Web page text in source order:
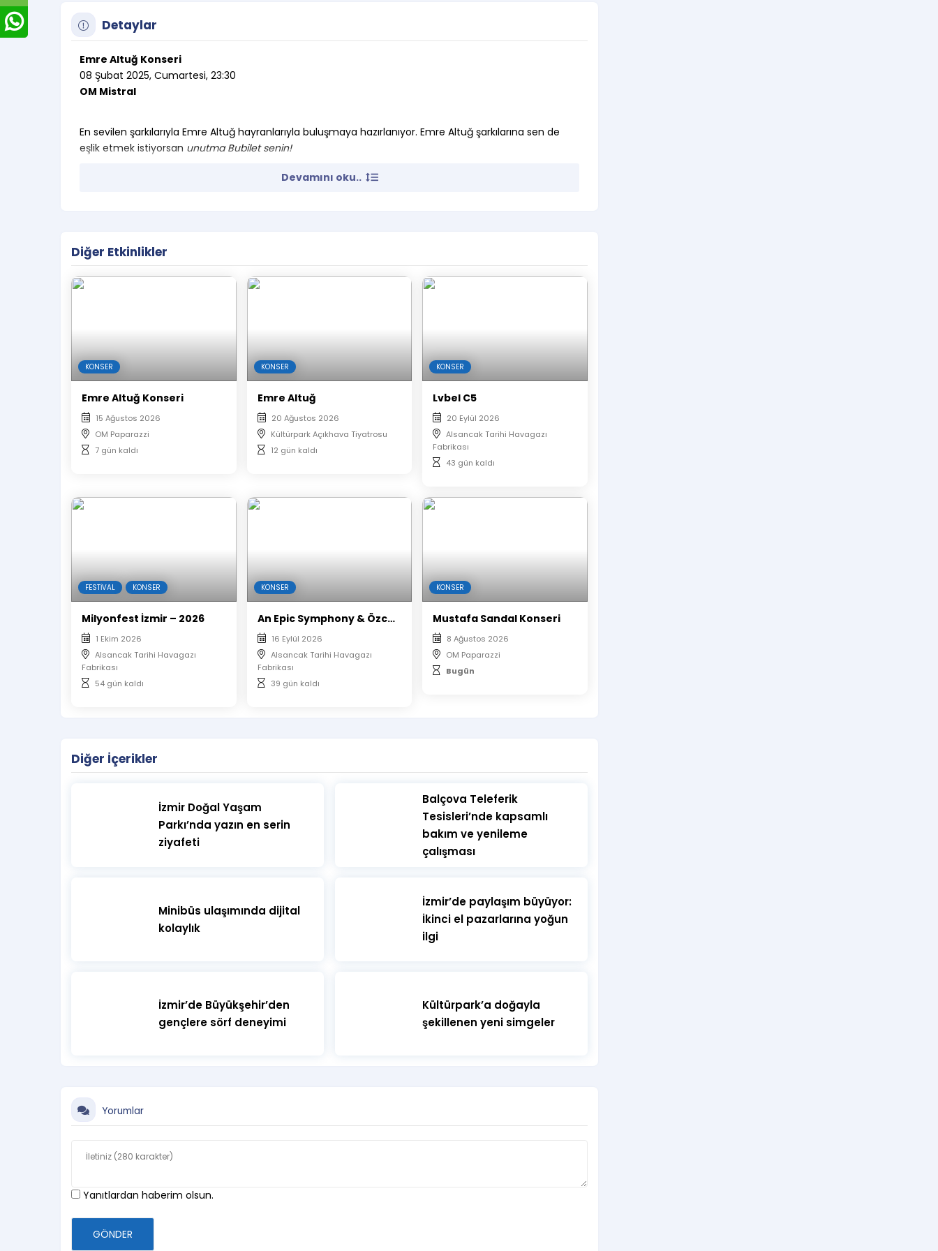
Detaylar
Emre Altuğ Konseri
08 Şubat 2025, Cumartesi, 23:30
OM Mistral
En sevilen şarkılarıyla Emre Altuğ hayranlarıyla buluşmaya hazırlanıyor. Emre Altuğ şarkılarına sen de
eşlik etmek istiyorsan unutma Bubilet senin!
Devamını oku..
Diğer Etkinlikler
KONSER
Emre Altuğ Konseri
15 Ağustos 2026
OM Paparazzi
7 gün kaldı
KONSER
Emre Altuğ
20 Ağustos 2026
Kültürpark Açıkhava Tiyatrosu
12 gün kaldı
KONSER
Lvbel C5
20 Eylül 2026
Alsancak Tarihi Havagazı
Fabrikası
43 gün kaldı
FESTIVAL KONSER
Milyonfest İzmir – 2026
1 Ekim 2026
Alsancak Tarihi Havagazı
Fabrikası
54 gün kaldı
KONSER
An Epic Symphony & Özcan Deniz
16 Eylül 2026
Alsancak Tarihi Havagazı
Fabrikası
39 gün kaldı
KONSER
Mustafa Sandal Konseri
8 Ağustos 2026
OM Paparazzi
Bugün
Diğer İçerikler
İzmir Doğal Yaşam
Parkı’nda yazın en serin
ziyafeti
​Balçova Teleferik
Tesisleri’nde kapsamlı
bakım ve yenileme
çalışması
Minibüs ulaşımında dijital
kolaylık
İzmir’de paylaşım büyüyor:
İkinci el pazarlarına yoğun
ilgi
İzmir’de Büyükşehir’den
gençlere sörf deneyimi
Kültürpark’a doğayla
şekillenen yeni simgeler
Yorumlar
Yanıtlardan haberim olsun.
GÖNDER